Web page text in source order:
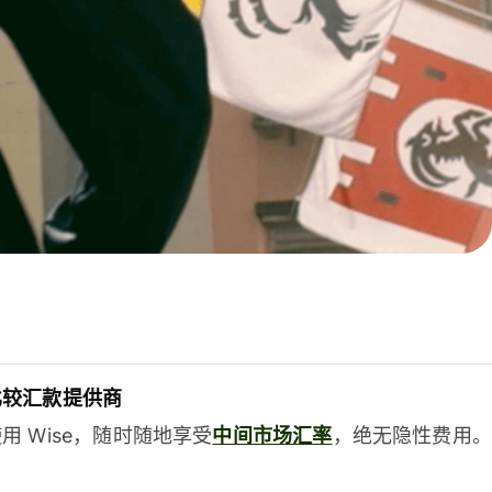
汇款提供商
Wise，随时随地享受中间市场汇率，绝无隐性费用。